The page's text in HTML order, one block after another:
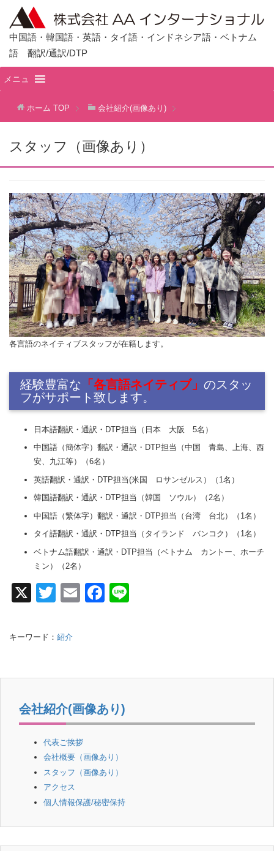
中国語・韓国語・英語・タイ語・インドネシア語・ベトナム
語 翻訳/通訳/DTP
メニュ
ホーム TOP 会社紹介(画像あり)
スタッフ（画像あり）
各言語のネイティブスタッフが在籍します。
経験豊富な 「各言語ネイティブ」 のスタッ
フがサポート致します。
日本語翻訳・通訳・DTP担当（日本 大阪 5名）
中国語（簡体字）翻訳・通訳・DTP担当（中国 青島、上海、西
安、九江等）（6名）
英語翻訳・通訳・DTP担当(米国 ロサンゼルス）（1名）
韓国語翻訳・通訳・DTP担当（韓国 ソウル）（2名）
中国語（繁体字）翻訳・通訳・DTP担当（台湾 台北）（1名）
タイ語翻訳・通訳・DTP担当（タイランド バンコク）（1名）
ベトナム語翻訳・通訳・DTP担当（ベトナム カントー、ホーチ
ミン）（2名）
X
T
tt
E
F
o
k
キーワード： 紹介
会社紹介(画像あり)
代表ご挨拶
会社概要（画像あり）
スタッフ（画像あり）
アクセス
個人情報保護/秘密保持